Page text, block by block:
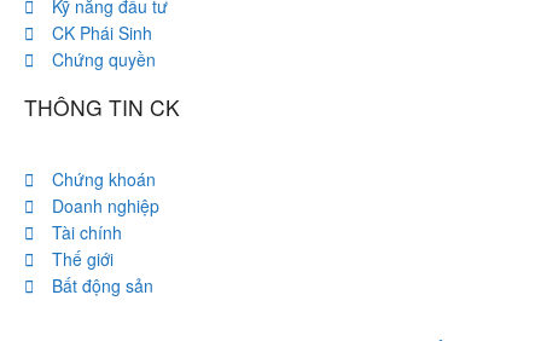
Kỹ năng đầu tư
CK Phái Sinh
Chứng quyền
THÔNG TIN CK
Chứng khoán
Doanh nghiệp
Tài chính
Thế giới
Bất động sản